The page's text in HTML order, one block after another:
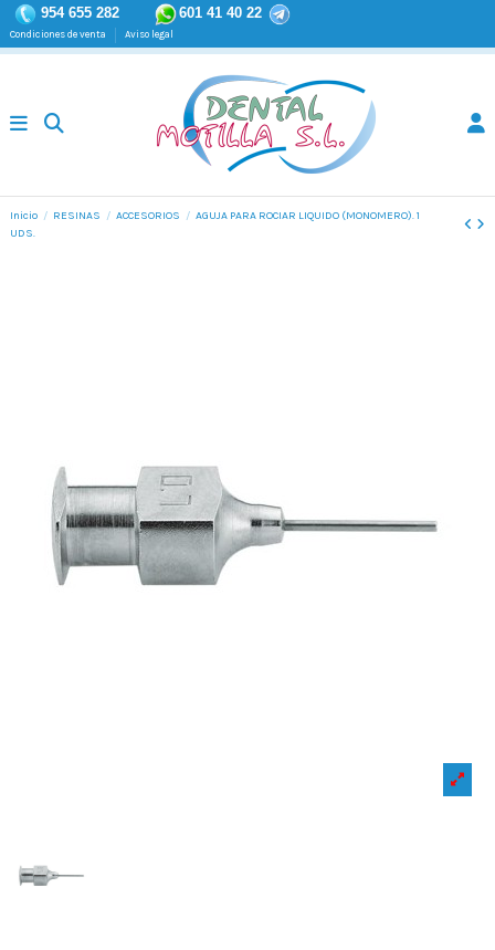
954 655 282 601 41 40 22
Condiciones de venta Aviso legal
Inicio RESINAS ACCESORIOS
AGUJA PARA ROCIAR LIQUIDO (MONOMERO). 1
UDS.